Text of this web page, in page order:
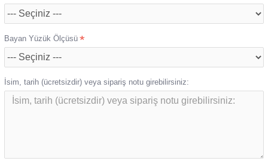
Bayan Yüzük Ölçüsü
İsim, tarih (ücretsizdir) veya sipariş notu girebilirsiniz: